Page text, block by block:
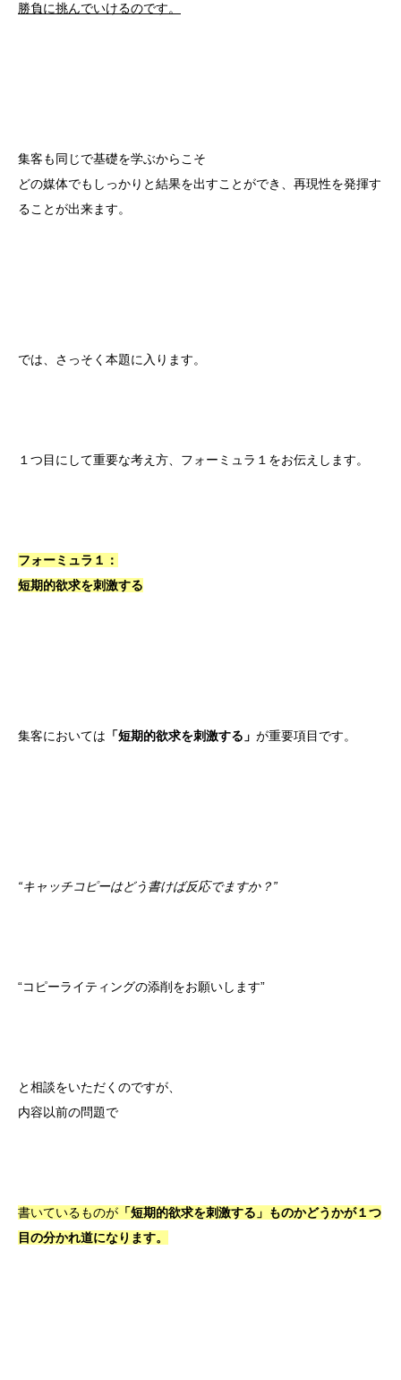
勝負に挑んでいけるのです。
集客も同じで基礎を学ぶからこそ
どの媒体でもしっかりと結果を出すことができ、再現性を発揮す
ることが出来ます。
では、さっそく本題に入ります。
１つ目にして重要な考え方、フォーミュラ１をお伝えします。
フォーミュラ１：
短期的欲求を刺激する
集客においては 「短期的欲求を刺激する」 が重要項目です。
“キャッチコピーはどう書けば反応でますか？”
“コピーライティングの添削をお願いします”
と相談をいただくのですが、
内容以前の問題で
書いているものが 「短期的欲求を刺激する」ものかどうかが１つ
目の分かれ道になります。